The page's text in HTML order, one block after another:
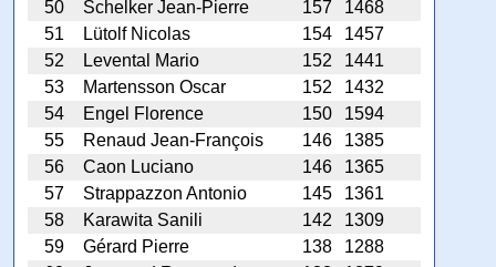
50
Schelker Jean-Pierre 157
1468
51
Lütolf Nicolas 154
1457
52
Levental Mario 152
1441
53
Martensson Oscar 152
1432
54
Engel Florence 150
1594
55
Renaud Jean-François 146
1385
56
Caon Luciano 146
1365
57
Strappazzon Antonio 145
1361
58
Karawita Sanili 142
1309
59
Gérard Pierre 138
1288